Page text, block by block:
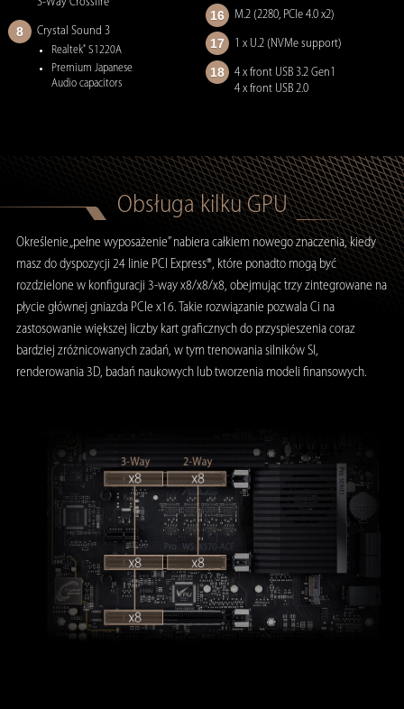
8
Crystal Sound 3
Realtek®S1220A
Premium Japanese
Audio capacitors
16 M.2 (2280, PCIe 4.0 x2)
17 1 x U.2 (NVMe support)
18
4 x front USB 3.2 Gen1
4 x front USB 2.0
Obsługa kilku GPU
Określenie „pełne wyposażenie” nabiera całkiem nowego znaczenia, kiedy
masz do dyspozycji 24 linie PCI Express®, które ponadto mogą być
rozdzielone w konfiguracji 3-way x8/x8/x8, obejmując trzy zintegrowane na
płycie głównej gniazda PCIe x16. Takie rozwiązanie pozwala Ci na
zastosowanie większej liczby kart graficznych do przyspieszenia coraz
bardziej zróżnicowanych zadań, w tym trenowania silników SI,
renderowania 3D, badań naukowych lub tworzenia modeli finansowych.